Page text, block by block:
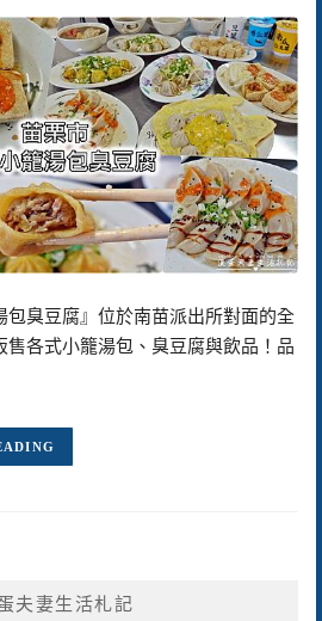
包臭豆腐』位於南苗派出所對面的全
售各式小籠湯包、臭豆腐與飲品！品
夫妻生活札記